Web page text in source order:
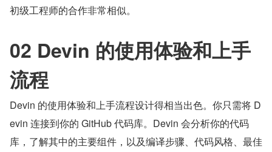
初级工程师的合作非常相似。
02 Devin 的使用体验和上手
流程
Devin 的使用体验和上手流程设计得相当出色。你只需将 D
evin 连接到你的 GitHub 代码库。Devin 会分析你的代码
库，了解其中的主要组件，以及编译步骤、代码风格、最佳